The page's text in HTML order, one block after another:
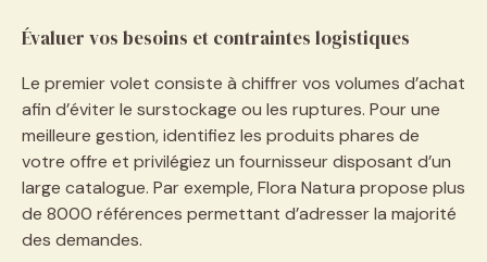
Évaluer vos besoins et contraintes logistiques
Le premier volet consiste à chiffrer vos volumes d’achat
afin d’éviter le surstockage ou les ruptures. Pour une
meilleure gestion, identifiez les produits phares de
votre offre et privilégiez un fournisseur disposant d’un
large catalogue. Par exemple, Flora Natura propose plus
de 8000 références permettant d’adresser la majorité
des demandes.